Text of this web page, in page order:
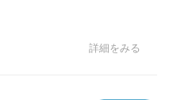
詳細をみる